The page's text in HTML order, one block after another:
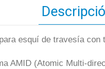
esquí de travesía con
AMID (Atomic Multi-